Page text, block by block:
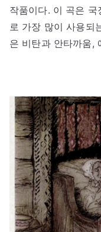
작품이다. 이 곡은
로 가장 많이 사용되
은 비탄과 안타까움,